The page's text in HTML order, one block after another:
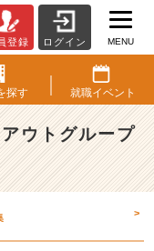
登録 ログイン MENU
探す 就職イベント
ウトグループ
>